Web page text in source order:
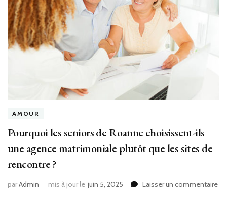
AMOUR
Pourquoi les seniors de Roanne choisissent-ils
une agence matrimoniale plutôt que les sites de
rencontre ?
parAdmin mis à jour le juin 5, 2025 Laisser un commentairesur